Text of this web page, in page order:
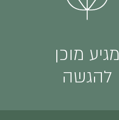
מגיע מוכן
להגשה